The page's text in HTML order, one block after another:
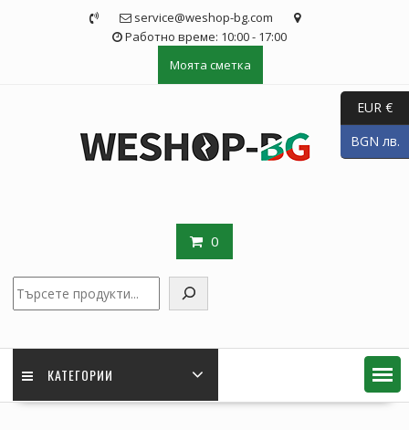
service@weshop-bg.com
Работно време: 10:00 - 17:00
Моята сметка
0
КАТЕГОРИИ
EUR €
BGN лв.